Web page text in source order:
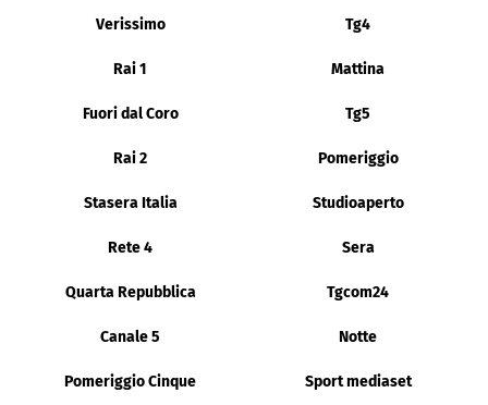
Verissimo Tg4
Rai 1 Mattina
Fuori dal Coro Tg5
Rai 2 Pomeriggio
Stasera Italia Studioaperto
Rete 4 Sera
Quarta Repubblica Tgcom24
Canale 5 Notte
Pomeriggio Cinque Sport mediaset